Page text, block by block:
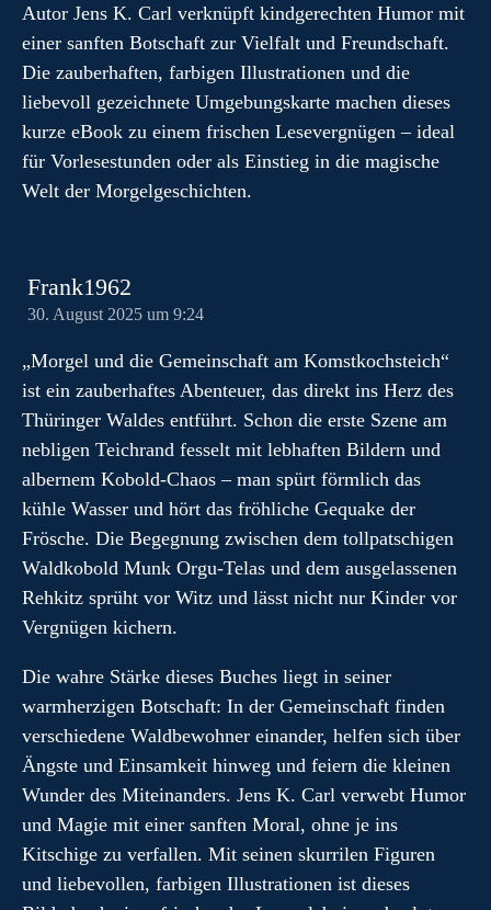
Autor Jens K. Carl verknüpft kindgerechten Humor mit
einer sanften Botschaft zur Vielfalt und Freundschaft.
Die zauberhaften, farbigen Illustrationen und die
liebevoll gezeichnete Umgebungskarte machen dieses
kurze eBook zu einem frischen Lesevergnügen – ideal
für Vorlesestunden oder als Einstieg in die magische
Welt der Morgelgeschichten.
Frank1962
30. August 2025 um 9:24
„Morgel und die Gemeinschaft am Komstkochsteich“
ist ein zauberhaftes Abenteuer, das direkt ins Herz des
Thüringer Waldes entführt. Schon die erste Szene am
nebligen Teichrand fesselt mit lebhaften Bildern und
albernem Kobold-Chaos – man spürt förmlich das
kühle Wasser und hört das fröhliche Gequake der
Frösche. Die Begegnung zwischen dem tollpatschigen
Waldkobold Munk Orgu-Telas und dem ausgelassenen
Rehkitz sprüht vor Witz und lässt nicht nur Kinder vor
Vergnügen kichern.
Die wahre Stärke dieses Buches liegt in seiner
warmherzigen Botschaft: In der Gemeinschaft finden
verschiedene Waldbewohner einander, helfen sich über
Ängste und Einsamkeit hinweg und feiern die kleinen
Wunder des Miteinanders. Jens K. Carl verwebt Humor
und Magie mit einer sanften Moral, ohne je ins
Kitschige zu verfallen. Mit seinen skurrilen Figuren
und liebevollen, farbigen Illustrationen ist dieses